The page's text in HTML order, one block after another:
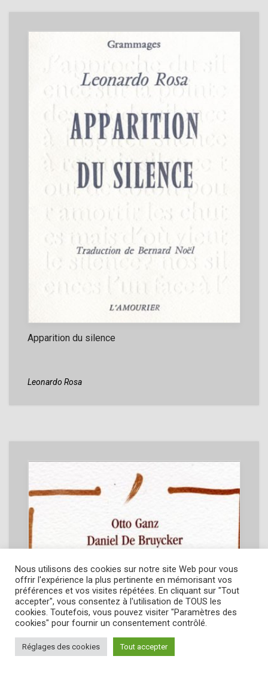
Apparition du silence
Leonardo Rosa
Nous utilisons des cookies sur notre site Web pour vous
offrir l'expérience la plus pertinente en mémorisant vos
préférences et vos visites répétées. En cliquant sur "Tout
accepter", vous consentez à l'utilisation de TOUS les
cookies. Toutefois, vous pouvez visiter "Paramètres des
cookies" pour fournir un consentement contrôlé.
Réglages des cookies Tout accepter